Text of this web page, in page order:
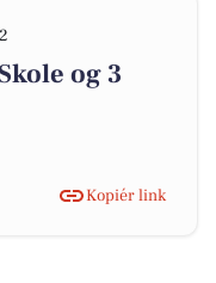
og 3
Kopiér link